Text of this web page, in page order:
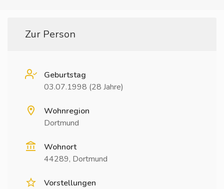
Zur Person
Geburtstag
03.07.1998 (28 Jahre)
Wohnregion
Dortmund
Wohnort
44289, Dortmund
Vorstellungen